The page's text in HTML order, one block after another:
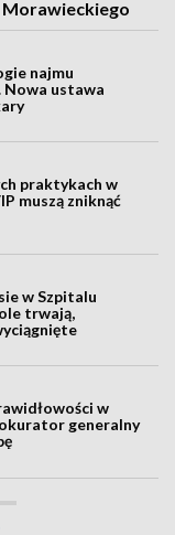
najmu
ustawa
praktykach w
muszą zniknąć
w Szpitalu
trwają,
w
generalny